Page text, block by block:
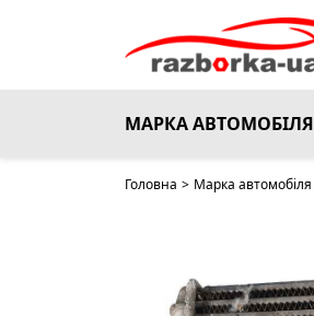
МАРКА АВТОМОБІЛЯ
Головна > Марка автомобіля